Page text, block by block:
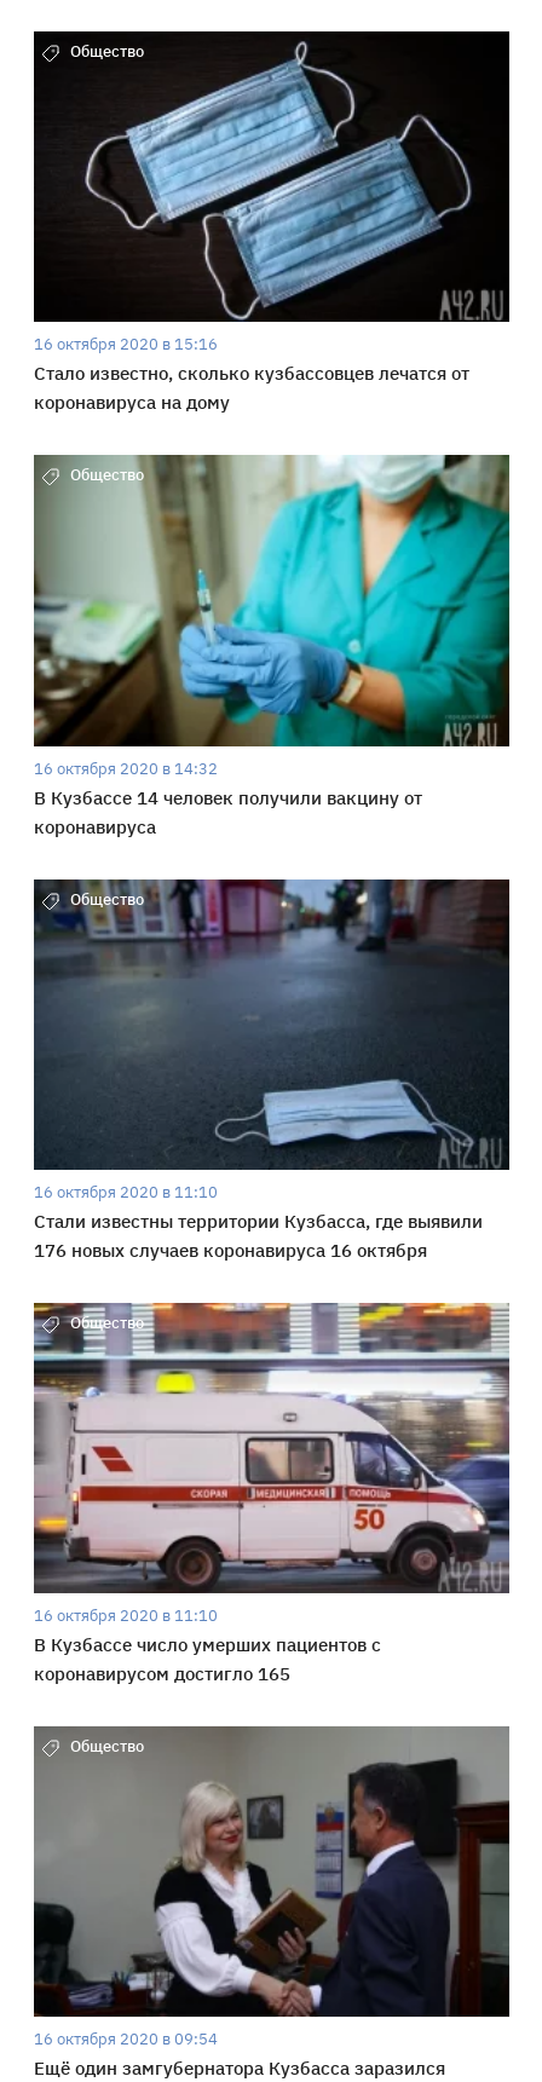
Общество
16 октября 2020 в 15:16
Стало известно, сколько кузбассовцев лечатся от
коронавируса на дому
Общество
16 октября 2020 в 14:32
В Кузбассе 14 человек получили вакцину от
коронавируса
Общество
16 октября 2020 в 11:10
Стали известны территории Кузбасса, где выявили
176 новых случаев коронавируса 16 октября
Общество
16 октября 2020 в 11:10
В Кузбассе число умерших пациентов с
коронавирусом достигло 165
Общество
16 октября 2020 в 09:54
Ещё один замгубернатора Кузбасса заразился